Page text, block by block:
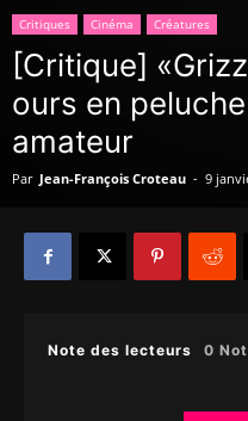
Critiques Cinéma Créatures
[Critique]
ours en
amateur
Par Jean-François Croteau - 9
Note des lecteurs 0